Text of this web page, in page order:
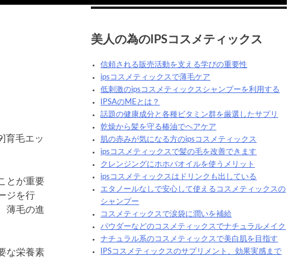
育毛エッ
とが重要
ジを行
薄毛の進
な栄養素
美人の為のIPSコスメティックス
信頼される販売活動を支える学びの重要性
ipsコスメティックスで薄毛ケア
低刺激のipsコスメティックスシャンプーを利用する
IPSAのMEとは？
話題の健康成分と各種ビタミン群を厳選したサプリ
乾燥から髪を守る椿油でヘアケア
肌の赤みが気になる方のipsコスメティックス
ipsコスメティックスで髪の毛を改善できます
クレンジングにホホバオイルを使うメリット
ipsコスメティックスはドリンクも出している
エタノールなしで安心して使えるコスメティックスの
シャンプー
コスメティックスで涙袋に潤いを補給
パウダーなどのコスメティックスでナチュラルメイク
ナチュラル系のコスメティックスで美白肌を目指す
IPSコスメティックスのサプリメント、効果実感まで